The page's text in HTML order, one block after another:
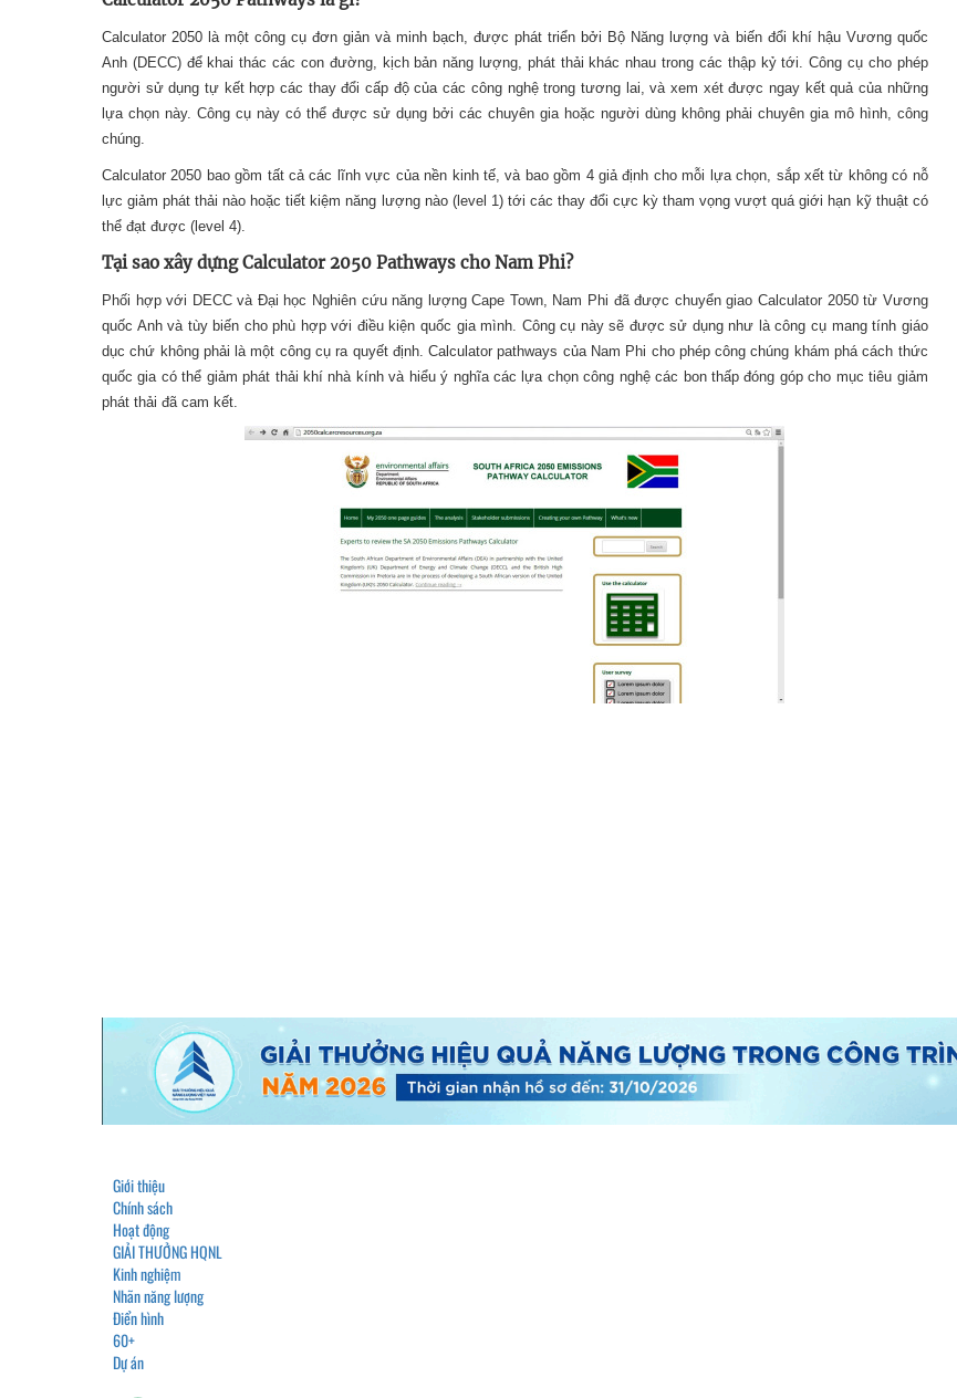
Calculator 2050 là một công cụ đơn giản và minh bạch, được phát triển bởi Bộ Năng lượng và biến đổi khí hậu Vương quốc
Anh (DECC) để khai thác các con đường, kịch bản năng lượng, phát thải khác nhau trong các thập kỷ tới. Công cụ cho phép
người sử dụng tự kết hợp các thay đổi cấp độ của các công nghệ trong tương lai, và xem xét được ngay kết quả của những
lựa chọn này. Công cụ này có thể được sử dụng bởi các chuyên gia hoặc người dùng không phải chuyên gia mô hình, công
chúng.
Calculator 2050 bao gồm tất cả các lĩnh vực của nền kinh tế, và bao gồm 4 giả định cho mỗi lựa chọn, sắp xết từ không có nỗ
lực giảm phát thải nào hoặc tiết kiệm năng lượng nào (level 1) tới các thay đổi cực kỳ tham vọng vượt quá giới hạn kỹ thuật có
thể đạt được (level 4).
Tại sao xây dựng Calculator 2050 Pathways cho Nam Phi?
Phối hợp với DECC và Đại học Nghiên cứu năng lượng Cape Town, Nam Phi đã được chuyển giao Calculator 2050 từ Vương
quốc Anh và tùy biến cho phù hợp với điều kiện quốc gia mình. Công cụ này sẽ được sử dụng như là công cụ mang tính giáo
dục chứ không phải là một công cụ ra quyết định. Calculator pathways của Nam Phi cho phép công chúng khám phá cách thức
quốc gia có thể giảm phát thải khí nhà kính và hiểu ý nghĩa các lựa chọn công nghệ các bon thấp đóng góp cho mục tiêu giảm
phát thải đã cam kết.
Giới thiệu
Chính sách
Hoạt động
GIẢI THƯỞNG HQNL
Kinh nghiệm
Nhãn năng lượng
Điển hình
60+
Dự án